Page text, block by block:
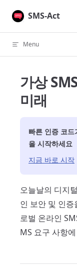
Skip to content
SMS-Act
Menu
가상
미래
빠른 인증 코
을 시작하세요
지금 바로 시작
오늘날의 디지
인 보안 및 인
로벌 온라인
MS 요구 사항